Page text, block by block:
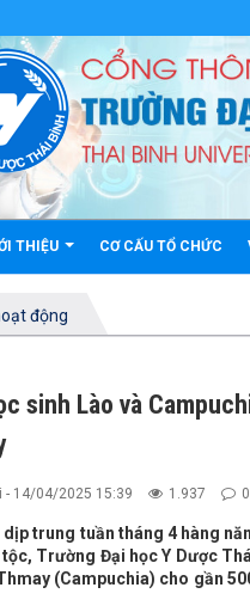
THIỆU CƠ CẤU TỔ CHỨC
động
sinh Lào và
- 14/04/2025 15:39 1.937 0
dịp trung tuần tháng 4 hàng
Trường Đại học Y Dược
(Campuchia) cho gần